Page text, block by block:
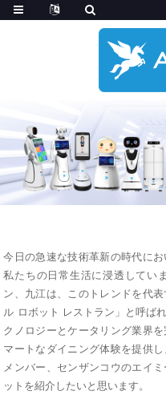
今日の急速な技術革新の時代に
私たちの日常生活に浸透してい
ン、九江は、このトレンドを代
ル ロボット レストラン」と呼ば
クノロジーとケータリング業界
マートなダイニング体験を提供
メンバー、センザンコウのエイ
ットを紹介したいと思います。